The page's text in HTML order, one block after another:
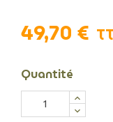
49,70 €
Quantité